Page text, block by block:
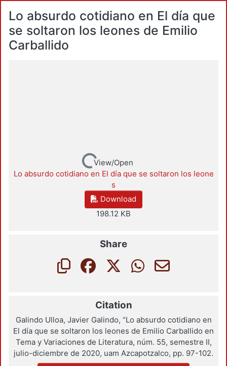
Lo absurdo cotidiano en El día que
se soltaron los leones de Emilio
Carballido
Loading...View/Open
Lo absurdo cotidiano en El día que se soltaron los leone
s
Download
198.12 KB
Share
Citation
Galindo Ulloa, Javier Galindo, “Lo absurdo cotidiano en
El día que se soltaron los leones de Emilio Carballido en
Tema y Variaciones de Literatura, núm. 55, semestre II,
julio-diciembre de 2020, uam Azcapotzalco, pp. 97-102.